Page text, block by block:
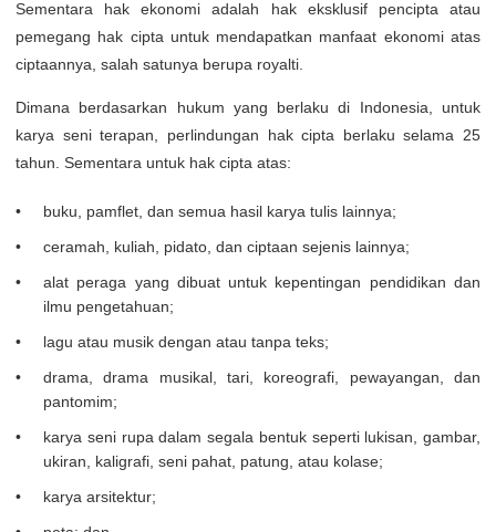
Sementara hak ekonomi adalah hak eksklusif pencipta atau
pemegang hak cipta untuk mendapatkan manfaat ekonomi atas
ciptaannya, salah satunya berupa royalti.
Dimana berdasarkan hukum yang berlaku di Indonesia, untuk
karya seni terapan, perlindungan hak cipta berlaku selama 25
tahun. Sementara untuk hak cipta atas:
buku, pamflet, dan semua hasil karya tulis lainnya;
ceramah, kuliah, pidato, dan ciptaan sejenis lainnya;
alat peraga yang dibuat untuk kepentingan pendidikan dan
ilmu pengetahuan;
lagu atau musik dengan atau tanpa teks;
drama, drama musikal, tari, koreografi, pewayangan, dan
pantomim;
karya seni rupa dalam segala bentuk seperti lukisan, gambar,
ukiran, kaligrafi, seni pahat, patung, atau kolase;
karya arsitektur;